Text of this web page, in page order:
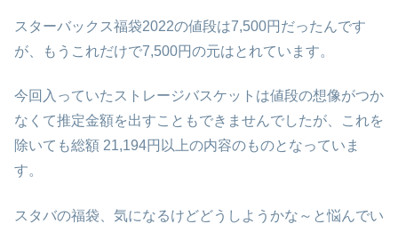
スターバックス福袋2022の値段は7,500円だったんです
が、もうこれだけで7,500円の元はとれています。
今回入っていたストレージバスケットは値段の想像がつか
なくて推定金額を出すこともできませんでしたが、これを
除いても総額 21,194円以上の内容のものとなっていま
す。
スタバの福袋、気になるけどどうしようかな～と悩んでい